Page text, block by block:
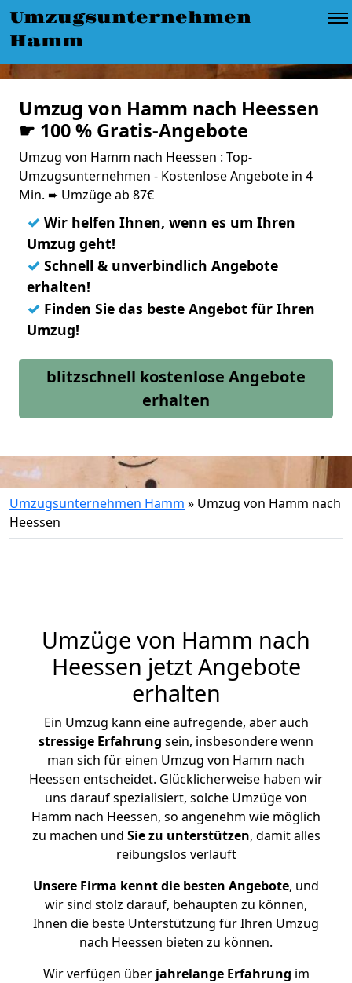
Umzugsunternehmen
Hamm
Umzug von Hamm nach Heessen
☛ 100 % Gratis-Angebote
Umzug von Hamm nach Heessen : Top-
Umzugsunternehmen - Kostenlose Angebote in 4
Min. ➨ Umzüge ab 87€
✓ Wir helfen Ihnen, wenn es um Ihren
Umzug geht!
✓ Schnell & unverbindlich Angebote
erhalten!
✓ Finden Sie das beste Angebot für Ihren
Umzug!
blitzschnell kostenlose Angebote
erhalten
Umzugsunternehmen Hamm » Umzug von Hamm nach
Heessen
Umzüge von Hamm nach
Heessen jetzt Angebote
erhalten
Ein Umzug kann eine aufregende, aber auch
stressige Erfahrung sein, insbesondere wenn
man sich für einen Umzug von Hamm nach
Heessen entscheidet. Glücklicherweise haben wir
uns darauf spezialisiert, solche Umzüge von
Hamm nach Heessen, so angenehm wie möglich
zu machen und Sie zu unterstützen, damit alles
reibungslos verläuft
Unsere Firma kennt die besten Angebote, und
wir sind stolz darauf, behaupten zu können,
Ihnen die beste Unterstützung für Ihren Umzug
nach Heessen bieten zu können.
Wir verfügen überjahrelange Erfahrung im